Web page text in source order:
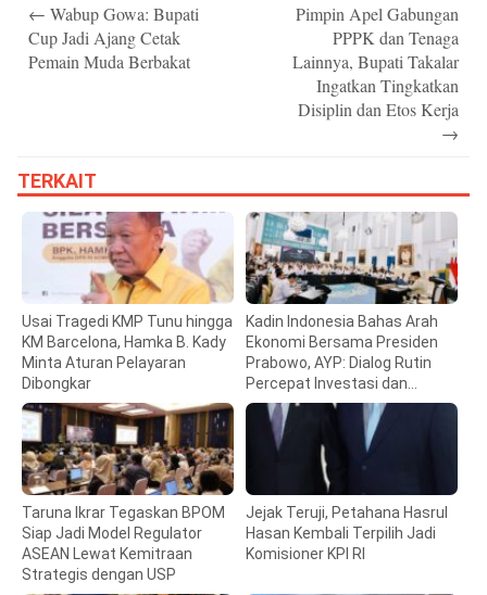
navigation
← Wabup Gowa: Bupati
Cup Jadi Ajang Cetak
Pemain Muda Berbakat
Pimpin Apel Gabungan
PPPK dan Tenaga
Lainnya, Bupati Takalar
Ingatkan Tingkatkan
Disiplin dan Etos Kerja
→
TERKAIT
Usai Tragedi KMP Tunu hingga
KM Barcelona, Hamka B. Kady
Minta Aturan Pelayaran
Dibongkar
Kadin Indonesia Bahas Arah
Ekonomi Bersama Presiden
Prabowo, AYP: Dialog Rutin
Percepat Investasi dan
Pertumbuhan
Taruna Ikrar Tegaskan BPOM
Siap Jadi Model Regulator
ASEAN Lewat Kemitraan
Strategis dengan USP
Jejak Teruji, Petahana Hasrul
Hasan Kembali Terpilih Jadi
Komisioner KPI RI